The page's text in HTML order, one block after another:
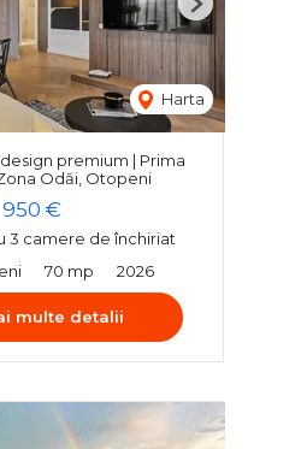
Harta
Next
premium | Prima
Odăi, Otopeni
950 €
3 camere de închiriat
70 mp 2026
multe detalii